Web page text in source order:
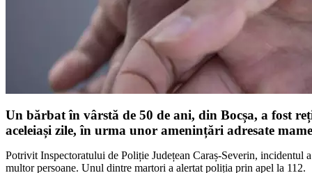
Un bărbat în vârstă de 50 de ani, din Bocșa, a fost
aceleiași zile, în urma unor amenințări adresate
Potrivit Inspectoratului de Poliție Județean Caraș-Severin, incidentul
multor persoane. Unul dintre martori a alertat poliția prin apel la 112.